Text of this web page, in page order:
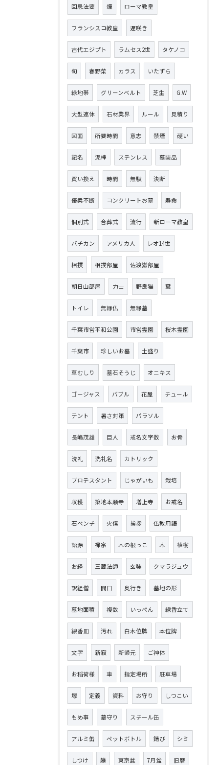
回忌法要 煙 ローマ教皇
フランシスコ教皇 遅咲き
古代エジプト ラムセス2世 タケノコ
旬 春野菜 カラス いたずら
緑地帯 グリーンベルト 芝生 G.W
大型連休 石材業界 ルール 見積り
図面 所要時間 意志 禁煙 硬い
記名 泥棒 ステンレス 墓装品
買い換え 時間 無駄 決断
優柔不断 コンクリートお墓 寿命
個別式 合葬式 流行 新ローマ教皇
バチカン アメリカ人 レオ14世
相撲 相撲部屋 佐渡嶽部屋
朝日山部屋 力士 野良猫 糞
トイレ 無縁仏 無縁墓
千葉市営平和公園 市営霊園 桜木霊園
千葉市 珍しいお墓 土盛り
草むしり 墓石そうじ オニキス
ゴージャス バブル 花屋 チュール
テント 暑さ対策 パラソル
長嶋茂雄 巨人 戒名文字数 お骨
洗礼 洗礼名 カトリック
プロテスタント じゃがいも 栽培
収穫 築地本願寺 増上寺 お戒名
石ベンチ 火傷 挨拶 仏教用語
語源 禅宗 木の根っこ 木 植樹
お経 三蔵法師 玄奘 クマラジュウ
訳経僧 間口 奥行き 墓地の形
墓地面積 複数 いっぺん 線香立て
線香皿 汚れ 白木位牌 本位牌
文字 新寂 新帰元 ご神体
お稲荷様 車 指定場所 駐車場
塚 定義 資料 お守り しつこい
もめ事 墓守り スチール缶
アルミ缶 ペットボトル 錆び シミ
しつけ 躾 東京盆 7月盆 旧暦